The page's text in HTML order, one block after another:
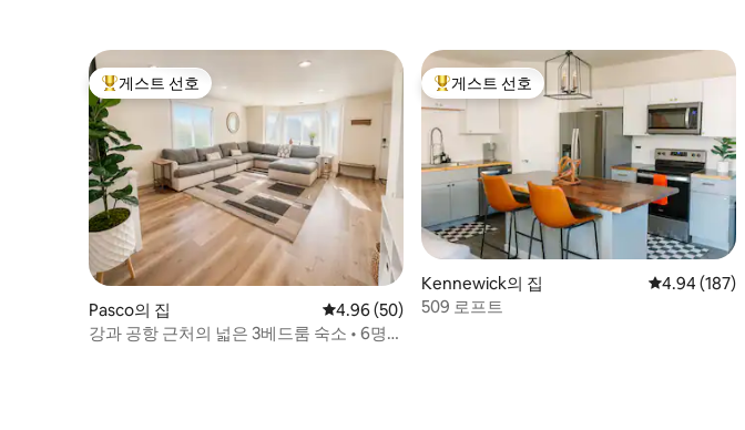
상위 게스트 선호
게스트 선호
Pasco의 집 평점 4.96점(5점 만점), 후기 50개
4.96 (50)
강과 공항 근처의 넓은 3베드룸 숙소 • 6명
상위 게스트 선호
게스트 선호
Kennewick의 집 평점 4.94점
4.94 (187)
509 로프트